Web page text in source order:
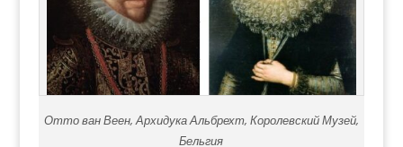
Отто ван Веен, Архидука Альбрехт, Королевский Музей,
Бельгия